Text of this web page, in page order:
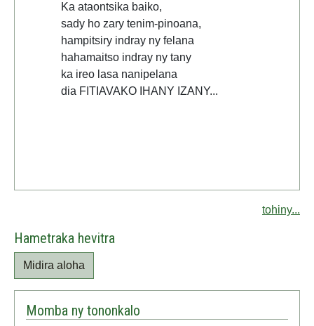
Ka ataontsika baiko,
sady ho zary tenim-pinoana,
hampitsiry indray ny felana
hahamaitso indray ny tany
ka ireo lasa nanipelana
dia FITIAVAKO IHANY IZANY...
tohiny...
Hametraka hevitra
Midira aloha
Momba ny tononkalo